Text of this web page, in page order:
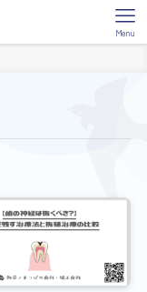
Menu